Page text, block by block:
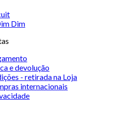
Dim
e devolução
- retirada na Loja
internacionais